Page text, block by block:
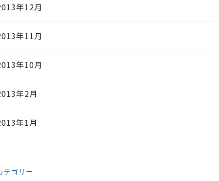
年12月
年11月
年10月
年2月
年1月
テゴリー